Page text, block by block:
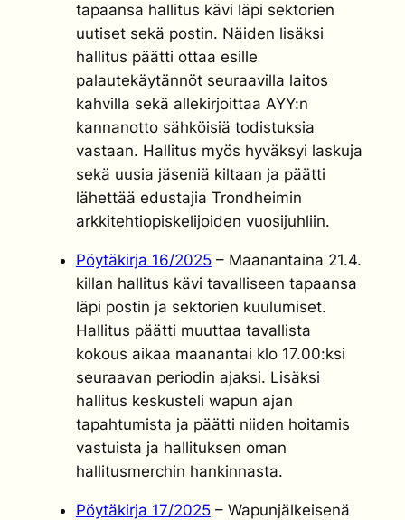
tapaansa hallitus kävi läpi sektorien
uutiset sekä postin. Näiden lisäksi
hallitus päätti ottaa esille
palautekäytännöt seuraavilla laitos
kahvilla sekä allekirjoittaa AYY:n
kannanotto sähköisiä todistuksia
vastaan. Hallitus myös hyväksyi laskuja
sekä uusia jäseniä kiltaan ja päätti
lähettää edustajia Trondheimin
arkkitehtiopiskelijoiden vuosijuhliin.
Pöytäkirja 16/2025– Maanantaina 21.4.
killan hallitus kävi tavalliseen tapaansa
läpi postin ja sektorien kuulumiset.
Hallitus päätti muuttaa tavallista
kokous aikaa maanantai klo 17.00:ksi
seuraavan periodin ajaksi. Lisäksi
hallitus keskusteli wapun ajan
tapahtumista ja päätti niiden hoitamis
vastuista ja hallituksen oman
hallitusmerchin hankinnasta.
Pöytäkirja 17/2025– Wapunjälkeisenä